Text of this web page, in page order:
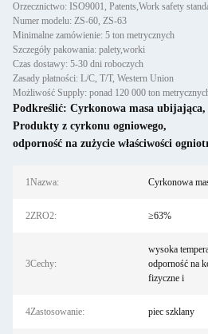
Orzecznictwo: ISO9001, Patents,Work safety
Numer modelu: ZS-60, ZS-63
Minimalne zamówienie: 5 ton metrycznych
Szczegóły pakowania: palety,worki
Czas dostawy: 5-30 dni roboczych
Zasady płatności: L/C, T/T, Western Union
Podkreślić: Cyrkonowa masa ubijająca,
Produkty z cyrkonu ogniowego,
odporność na zużycie właściwości
1Nazwa: Cyrkonowa
2ZRO2: ≥63%
3Cechy:
wysoka
odporność na
fizyczne i
4Zastosowanie: piec szklany